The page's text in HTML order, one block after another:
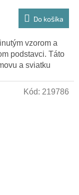
Do košíka
vzorom a
podstavci. Táto
a sviatku
Kód: 219786